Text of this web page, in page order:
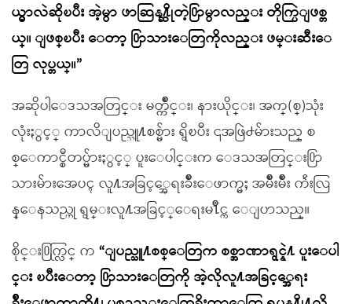
ယ္မွာလဲဆိုၿပီး အဲ့မွာ ဖာဆြန႔္ဆိုတဲ့႐ြာမွာလည္း တိုက္ပြဲျဖစ္တ
ယ္။ ျဖစ္ၿပီး ေတာ့ ႐ြာသားေတြကိုလည္း ဖမ္းဆီးေ
တြ လုပ္တယ္။”
အဆိုပါေဒသအတြင္း မတ္က်ိဳင္း၊ နားယိုင္း၊ အက္(စ္)သုံး
လုံးႏွင့္ ကာလိျပည္သူ႔စစ္မ်ား ရွိၿပီး ၎အဖြဲ႕မ်ားသည္ စ
စ္ေကာင္စီတပ္မ်ားႏွင့္ ပူးေပါင္းက ေဒသအတြင္း႐ြာ
သားမ်ားအေပၚ လူ႔အခြင့္အေရးခ်ိဳးေဖာက္မႈ အမ်ိဳးမ်ိဳး က်ဴးလြ
န္ေနသည္ဟု ရွမ္းလူ႔အခြင့္ေရးမ႑ိဳင္က ေျပာသည္။
စိုင္း႐ြက္လြင္ က “ျပည္သူ႔စစ္ေတြက စစ္အာဏာရွင္နဲ႔ ပူးေပါ
င္း ၿပီးေတာ့ ႐ြာသားေတြကို အဲ့လိုလူ႔အခြင့္အေရး